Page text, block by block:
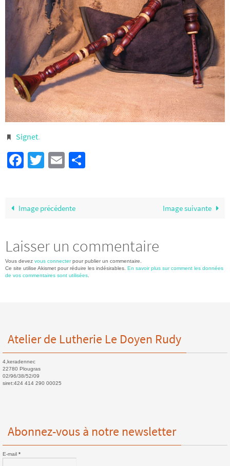
Signet.
Facebook
Twitter
Email
Image précédente Image suivante
Laisser un commentaire
Vous devez vous connecterpour publier un commentaire.
Ce site utilise Akismet pour réduire les indésirables. En savoir plus sur comment les données
de vos commentaires sont utilisées
Atelier de Lutherie Le Doyen Rudy
4,keradennec
22780 Plougras
02/96/38/52/09
siret:424 414 290 00025
Abonnez-vous à notre newsletter
E-mail *